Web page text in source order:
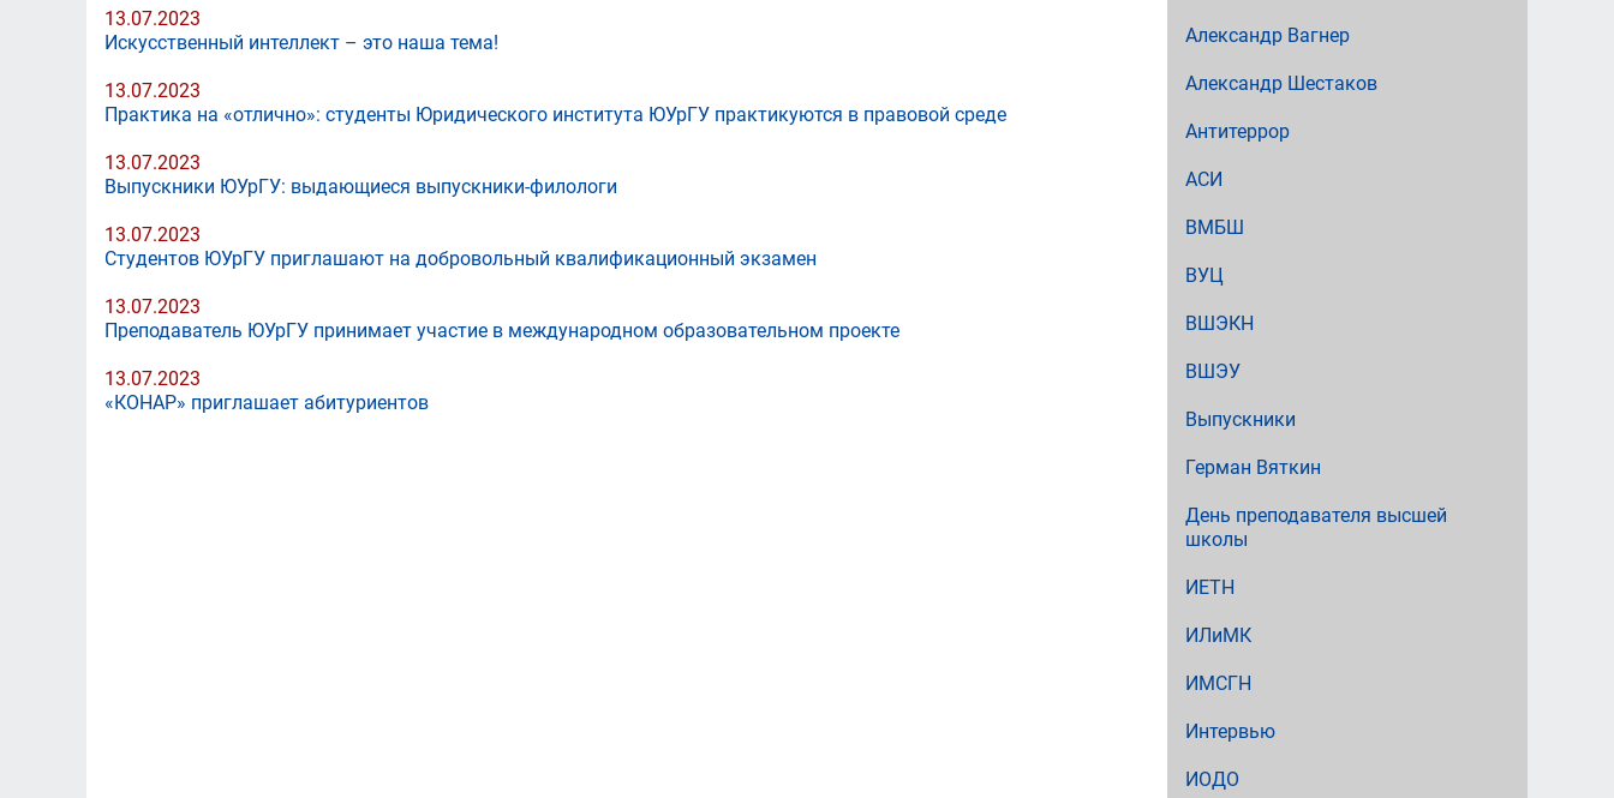
13.07.2023
Искусственный интеллект – это наша тема!
13.07.2023
Практика на «отлично»: студенты Юридического института ЮУрГУ практикуются в правовой среде
13.07.2023
Выпускники ЮУрГУ: выдающиеся выпускники-филологи
13.07.2023
Студентов ЮУрГУ приглашают на добровольный квалификационный экзамен
13.07.2023
Преподаватель ЮУрГУ принимает участие в международном образовательном проекте
13.07.2023
«КОНАР» приглашает абитуриентов
Александр Вагнер
Александр Шестаков
Антитеррор
АСИ
ВМБШ
ВУЦ
ВШЭКН
ВШЭУ
Выпускники
Герман Вяткин
День преподавателя высшей
школы
ИЕТН
ИЛиМК
ИМСГН
Интервью
ИОДО